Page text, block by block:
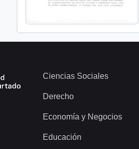
Ciencias Sociales
Derecho
Economía y Negocios
Educación